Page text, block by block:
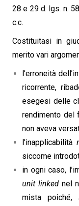
28 e 29 d. lgs. n.
c.c.
Costituitasi in
merito vari
l’erroneità
ricorrente,
esegesi delle
rendimento del
non aveva
l’inapplicabilità
siccome
in ogni caso,
unit linked nel
mista poiché,